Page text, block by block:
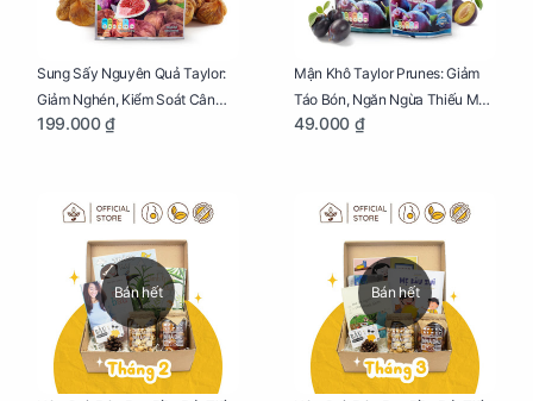
Sung Sấy Nguyên Quả Taylor:
Giảm Nghén, Kiểm Soát Cân
Nặng Cho Mẹ Bầu Túi 190g
199.000 ₫
Mận Khô Taylor Prunes: Giảm
Táo Bón, Ngăn Ngừa Thiếu Máu
Cho Mẹ Bầu Túi 50g
49.000 ₫
Bán hết Bán hết